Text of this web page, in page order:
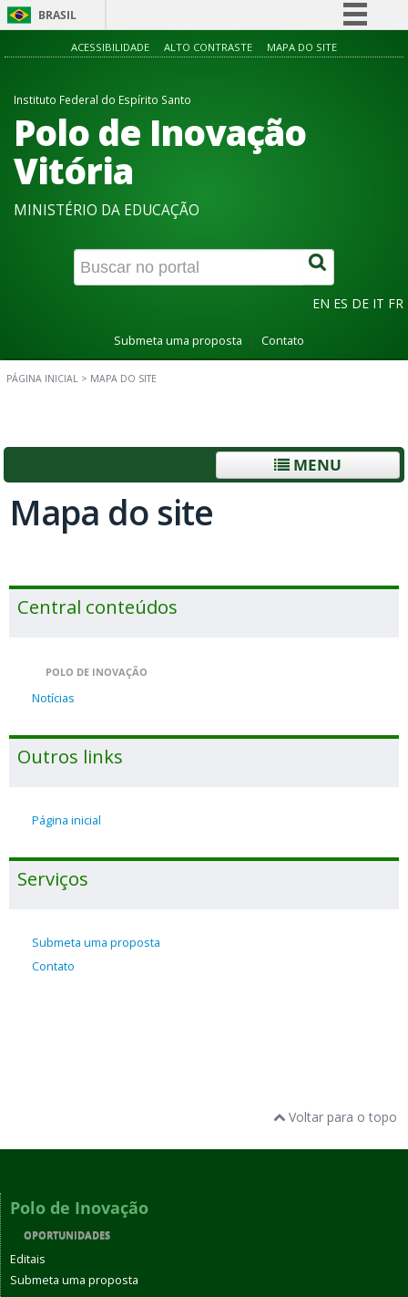
BRASIL
Simplifique!
Acesso à informação
ACESSIBILIDADE ALTO CONTRASTE MAPA DO SITE
Instituto Federal do Espírito Santo
Polo de Inovação
Vitória
MINISTÉRIO DA EDUCAÇÃO
EN ES DE IT FR
Submeta uma proposta Contato
PÁGINA INICIAL > MAPA DO SITE
MENU
Mapa do site
Central conteúdos
POLO DE INOVAÇÃO
Notícias
Outros links
Página inicial
Serviços
Submeta uma proposta
Contato
Voltar para o topo
Polo de Inovação
OPORTUNIDADES
Editais
Submeta uma proposta